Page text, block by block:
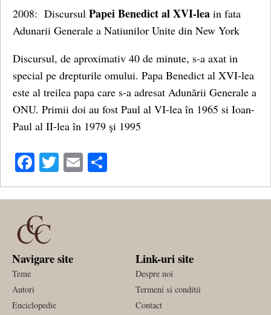
2008: Discursul Papei Benedict al XVI-lea in fata
Adunarii Generale a Natiunilor Unite din New York
Discursul, de aproximativ 40 de minute, s-a axat in
special pe drepturile omului. Papa Benedict al XVI-lea
este al treilea papa care s-a adresat Adunării Generale a
ONU. Primii doi au fost Paul al VI-lea în 1965 si Ioan-
Paul al II-lea în 1979 şi 1995
Facebook
Twitter
Email
Navigare site
Teme
Autori
Enciclopedie
Link-uri site
Despre noi
Termeni si conditii
Contact